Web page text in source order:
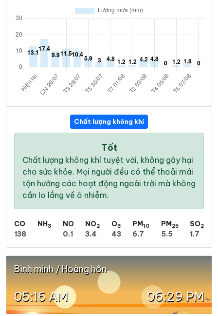
Chất lượng không khí
Tốt
Chất lượng không khí tuyệt vời, không gây hại
cho sức khỏe. Mọi người đều có thể thoải mái
tận hưởng các hoạt động ngoài trời mà không
cần lo lắng về ô nhiễm.
CO
138
NH3
NO
0.1
NO2
3.4
O3
43
PM10
6.7
PM25
5.5
SO2
1.7
Bình minh / Hoàng hôn
05:16 AM 06:29 PM